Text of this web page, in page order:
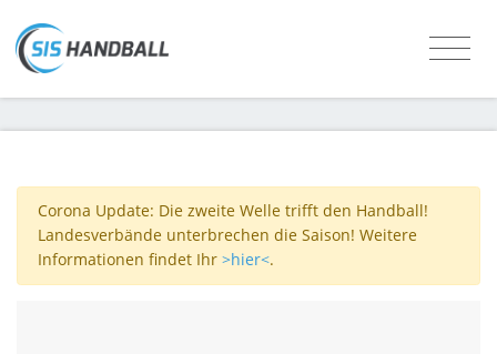
Corona Update: Die zweite Welle trifft den Handball!
Landesverbände unterbrechen die Saison! Weitere
Informationen findet Ihr >hier<.